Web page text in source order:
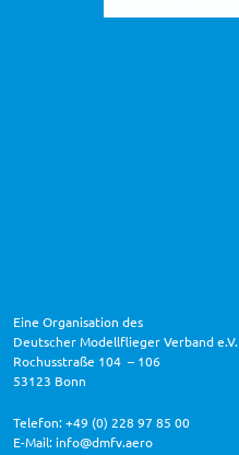
Eine Organisation des
Deutscher Modellflieger Verband e.V.
Rochusstraße 104 – 106
53123 Bonn
Telefon: +49 (0) 228 97 85 00
E-Mail: info@dmfv.aero